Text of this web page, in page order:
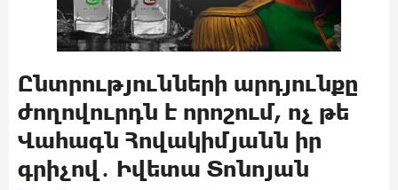
Ընտրությունների արդյունքը
ժողովուրդն է որոշում, ոչ թե
Վահագն Հովակիմյանն իր
գրիչով․ Իվետա Տոնոյան